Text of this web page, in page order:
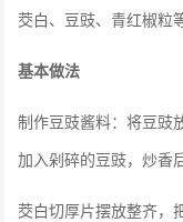
茭白、豆豉、青红椒粒
基本做法
制作豆豉酱料：将豆豉
加入剁碎的豆豉，炒香
茭白切厚片摆放整齐，